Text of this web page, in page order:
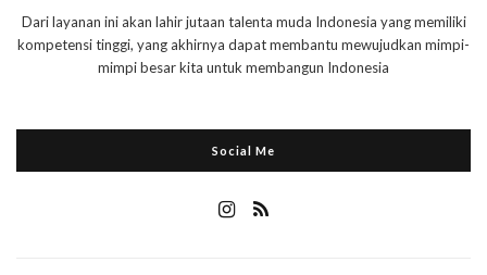
Dari layanan ini akan lahir jutaan talenta muda Indonesia yang memiliki
kompetensi tinggi, yang akhirnya dapat membantu mewujudkan mimpi-
mimpi besar kita untuk membangun Indonesia
Social Me